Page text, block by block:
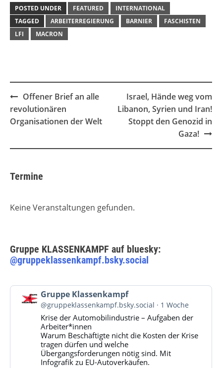
POSTED UNDER FEATURED
INTERNATIONAL
TAGGED
ARBEITERREGIERUNG BARNIER
FASCHISTEN
LFI
MACRON
Post
navigation
Offener Brief an alle
revolutionären
Organisationen der Welt
Israel, Hände weg vom
Libanon, Syrien und Iran!
Stoppt den Genozid in
Gaza!
Termine
Keine Veranstaltungen gefunden.
Gruppe KLASSENKAMPF auf bluesky:
@gruppeklassenkampf.bsky.social
Beitrag
von
Gruppe
Klassenkampf
Bluesky
ansehen
Gruppe Klassenkampf
@gruppeklassenkampf.bsky.social 1 Woche
Krise der Automobilindustrie – Aufgaben der
Arbeiter*innen
Warum Beschäftigte nicht die Kosten der Krise
tragen dürfen und welche
Übergangsforderungen nötig sind. Mit
Infografik zu EU-Autoverkäufen.